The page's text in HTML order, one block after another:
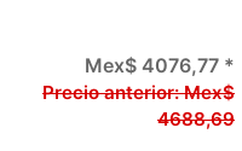
Mex$ 4076,77 *
Precio anterior:Mex$
4688,69